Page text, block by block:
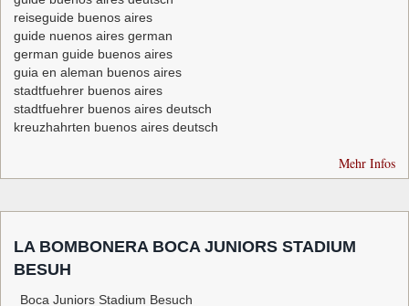
reiseguide buenos aires
guide nuenos aires german
german guide buenos aires
guia en aleman buenos aires
stadtfuehrer buenos aires
stadtfuehrer buenos aires deutsch
kreuzhahrten buenos aires deutsch
Mehr Infos
LA BOMBONERA BOCA JUNIORS STADIUM
BESUH
Boca Juniors Stadium Besuch